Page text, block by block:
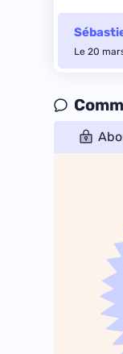
Le 20